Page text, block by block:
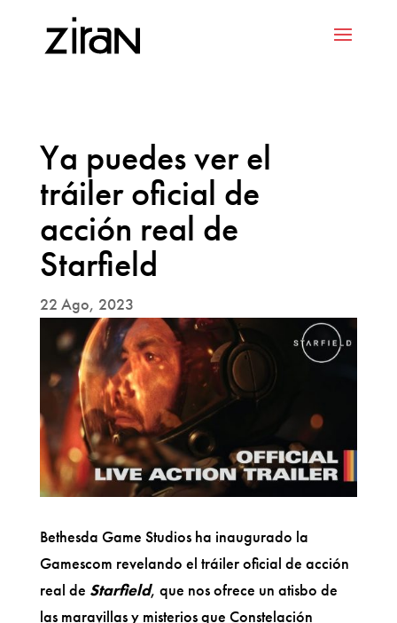
Ya puedes ver el
tráiler oficial de
acción real de
Starfield
22 Ago, 2023
Bethesda Game Studios ha inaugurado la
Gamescom revelando el tráiler oficial de acción
real de Starfield, que nos ofrece un atisbo de
las maravillas y misterios que Constelación